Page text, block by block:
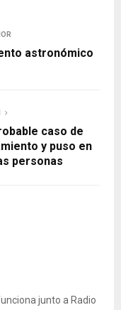
astronómico
caso de
y puso en
personas
junto a Radio